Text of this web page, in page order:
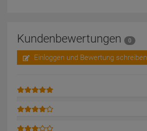
Kundenbewertungen 0
Einloggen und Bewertung schreiben